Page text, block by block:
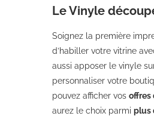
Le Vinyle
Soignez la première
d’habiller votre vitrine
aussi apposer le vinyle
personnaliser votre
pouvez afficher vos offres
aurez le choix parmi plus